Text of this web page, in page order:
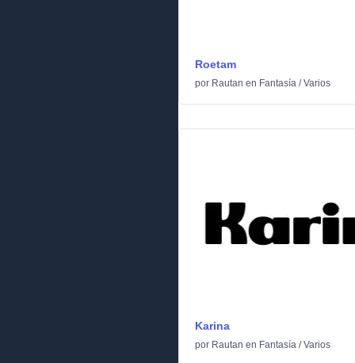
Roetam
por Rautan en Fantasía /Varios
Karina
por Rautan en Fantasía /Varios